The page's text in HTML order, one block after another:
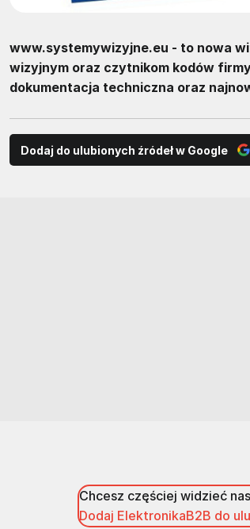
www.systemywizyjne.eu - to nowa
wizyjnym oraz czytnikom kodów
dokumentacja techniczna oraz
Dodaj do ulubionych źródeł w Google
Chcesz częściej widzieć
Dodaj ElektronikaB2B do